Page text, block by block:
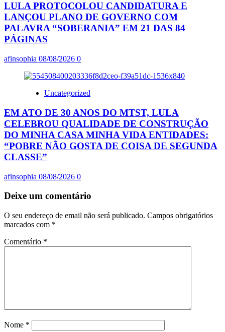
LULA PROTOCOLOU CANDIDATURA E
LANÇOU PLANO DE GOVERNO COM
PALAVRA “SOBERANIA” EM 21 DAS 84
PÁGINAS
afinsophia 08/08/2026 0
Uncategorized
EM ATO DE 30 ANOS DO MTST, LULA
CELEBROU QUALIDADE DE CONSTRUÇÃO
DO MINHA CASA MINHA VIDA ENTIDADES:
“POBRE NÃO GOSTA DE COISA DE SEGUNDA
CLASSE”
afinsophia 08/08/2026 0
Deixe um comentário
O seu endereço de email não será publicado. Campos obrigatórios
marcados com *
Comentário *
Nome *